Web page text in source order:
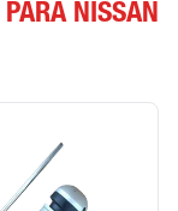
PARA NISSAN